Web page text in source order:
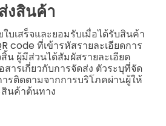
งสินค้า
บเสร็จและยอมรับเมื่อได้รับสินค้า
code ที่เข้ารหัสรายละเอียดการ
น ผู้มีส่วนได้สัมผัสรายละเอียด
สารเกี่ยวกับการจัดส่ง ตัวระบุที่จัด
รติดตามจากการบริโภคผ่านผู้ให้
นค้าต้นทาง